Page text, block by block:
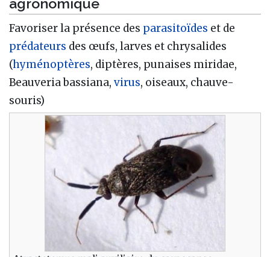
agronomique
Favoriser la présence des parasitoïdes et de
prédateurs des œufs, larves et chrysalides
(hyménoptères, diptères, punaises miridae,
Beauveria bassiana, virus, oiseaux, chauve-
souris)